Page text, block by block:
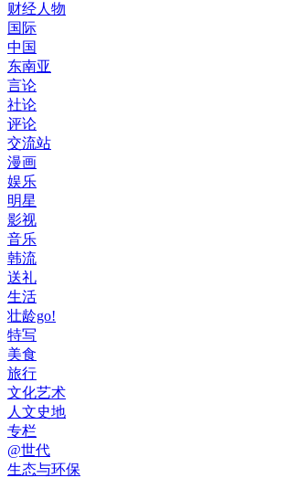
财经人物
国际
中国
东南亚
言论
社论
评论
交流站
漫画
娱乐
明星
影视
音乐
韩流
送礼
生活
壮龄go!
特写
美食
旅行
文化艺术
人文史地
专栏
@世代
生态与环保